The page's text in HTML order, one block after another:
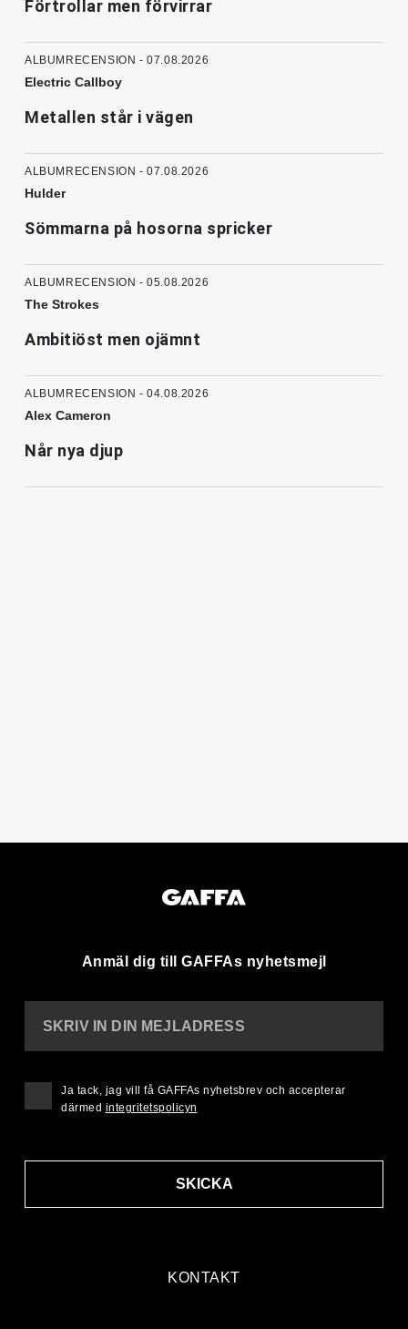
Förtrollar men förvirrar
ALBUMRECENSION - 07.08.2026
Electric Callboy
Metallen står i vägen
ALBUMRECENSION - 07.08.2026
Hulder
Sömmarna på hosorna spricker
ALBUMRECENSION - 05.08.2026
The Strokes
Ambitiöst men ojämnt
ALBUMRECENSION - 04.08.2026
Alex Cameron
Når nya djup
Anmäl dig till GAFFAs nyhetsmejl
KONTAKT
SKRIV IN DIN MEJLADRESS
SKICKA
Ja tack, jag vill få GAFFAs nyhetsbrev och accepterar
därmed integritetspolicyn